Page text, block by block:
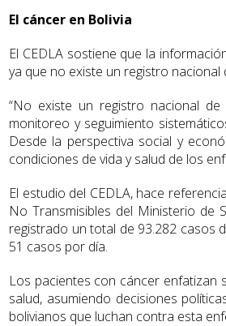
El cáncer en Bolivia
El CEDLA sostiene que la
ya que no existe un registro
“No existe un registro nacional
monitoreo y seguimiento
Desde la perspectiva social y
condiciones de vida y salud de los
El estudio del CEDLA, hace
No Transmisibles del Ministerio de
registrado un total de 93.282 casos
51 casos por día.
Los pacientes con cáncer enfatizan
salud, asumiendo decisiones
bolivianos que luchan contra esta